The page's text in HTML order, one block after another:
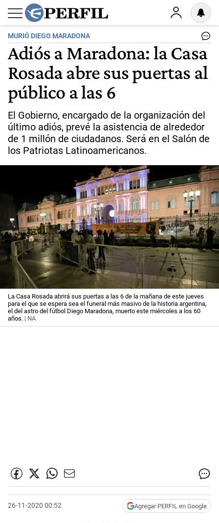
MURIÓ DIEGO MARADONA
Adiós a Maradona: la Casa
Rosada abre sus puertas al
público a las 6
El Gobierno, encargado de la organización del
último adiós, prevé la asistencia de alrededor
de 1 millón de ciudadanos. Será en el Salón de
los Patriotas Latinoamericanos.
La Casa Rosada abrirá sus puertas a las 6 de la mañana de este jueves
para el que se espera sea el funeral más masivo de la historia argentina,
el del astro del fútbol Diego Maradona, muerto este miércoles a los 60
años. | NA
26-11-2020 00:52 Agregar PERFIL en Google